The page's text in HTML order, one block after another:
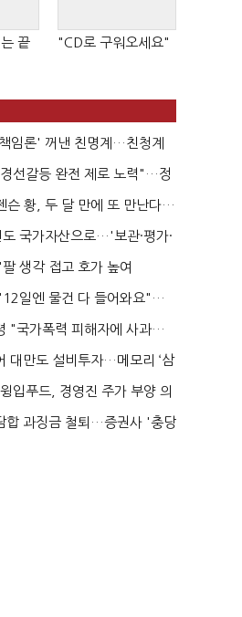
끝
"CD로 구워오세요"
임론' 꺼낸 친명계…친청계
표 때리기...
선갈등 완전 제로 노력"…정
공세 사...
슨 황, 두 달 만에 또 만난다…
논...
도 국가자산으로…'보관·평가·
은 ...
생각 접고 호가 높여
똘한 한 채' 20...
일엔 물건 다 들어와요"…
우며 문 연 ...
"국가폭력 피해자에 사과…
사로 진...
대만도 설비투자…메모리 ‘삼
입푸드, 경영진 주가 부양 의
가...
합 과징금 철퇴…증권사 '충당